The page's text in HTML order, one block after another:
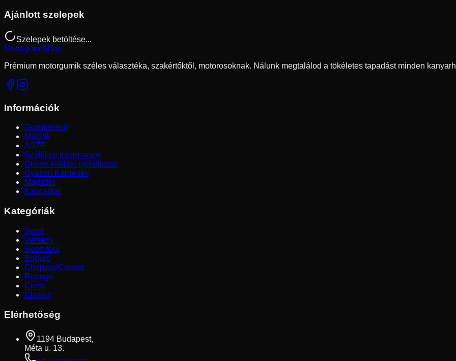
Ajánlott szelepek
Szelepek betöltése...
MotorgumiShop
Prémium motorgumik széles választéka, szakértőktől, motorosoknak. Nálunk megtalálod a tökéletes tapadást minden
Információk
Gumikereső
Márkák
ÁSZF
Szállítási Információk
Online elállási nyilatkozat
Gyakori Kérdések
Magazin
Kapcsolat
Kategóriák
Sport
Verseny
Sport túra
Enduro
Chopper/Cruiser
Robogó
Cross
Classic
Elérhetőség
1194 Budapest,
Méta u. 13.